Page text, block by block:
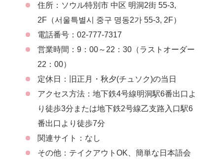
住所：ソウル特別市 中区 明洞2街 55-3,
2F（서울특별시 중구 명동2가 55-3, 2F）
電話番号：02-777-7317
営業時間：9：00～22：30（ラストオーダー
22：00）
定休日：旧正月・秋夕(チュソク)の当日
アクセス方法：地下鉄4号線明洞駅6番出口よ
り徒歩3分または地下鉄2号線乙支路入口駅6
番出口より徒歩7分
関連サイト：なし
その他：テイクアウトOK、簡単な日本語会